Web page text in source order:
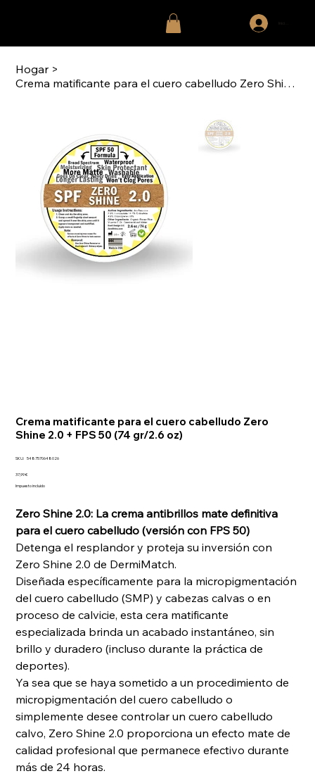
Hogar >
Crema matificante para el cuero cabelludo Zero Shine 2.0 + FPS 50 (74 gr/2.6 oz)
Crema matificante para el cuero cabelludo Zero
Shine 2.0 + FPS 50 (74 gr/2.6 oz)
SKU: SKU
5487570648026
Precio
37,99 €
Impuesto incluido
Zero Shine 2.0: La crema antibrillos mate definitiva
para el cuero cabelludo (versión con FPS 50)
Detenga el resplandor y proteja su inversión con
Zero Shine 2.0 de DermiMatch.
Diseñada específicamente para la micropigmentación
del cuero cabelludo (SMP) y cabezas calvas o en
proceso de calvicie, esta cera matificante
especializada brinda un acabado instantáneo, sin
brillo y duradero (incluso durante la práctica de
deportes).
Ya sea que se haya sometido a un procedimiento de
micropigmentación del cuero cabelludo o
simplemente desee controlar un cuero cabelludo
calvo, Zero Shine 2.0 proporciona un efecto mate de
calidad profesional que permanece efectivo durante
más de 24 horas.